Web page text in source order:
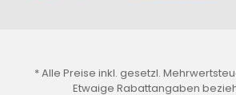
* Alle Preise inkl. gesetzl.
Etwaige Rabattangaben